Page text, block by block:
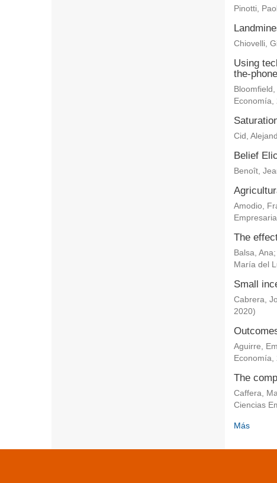
Pinotti,
Chiovelli,
Using
the-
Economía,
Cid,
Belief
Benoît,
Amodio,
The
Balsa, Ana;
María del
Small
Cabrera,
2020)
Aguirre,
Economía,
The
Caffera,
Ciencias
Más